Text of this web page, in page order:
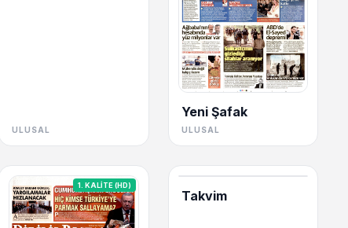
ULUSAL
Yeni Şafak
ULUSAL
1. KALİTE (HD)
Takvim